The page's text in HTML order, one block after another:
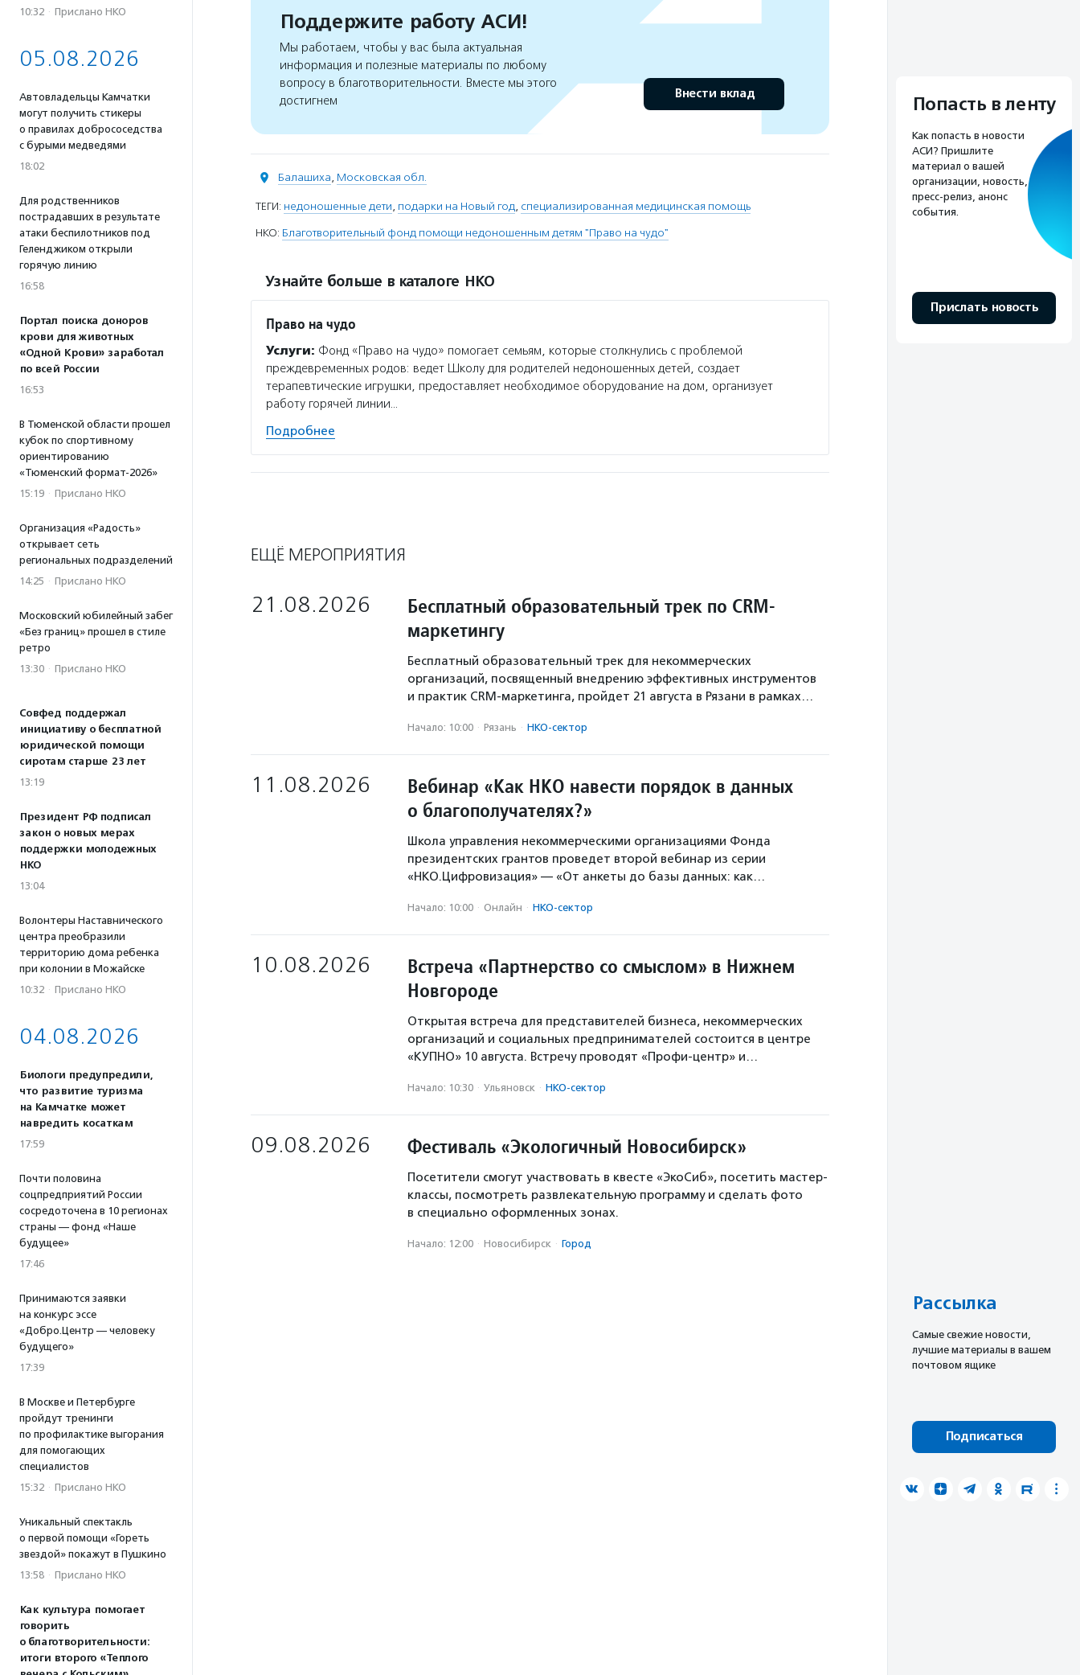
10:32 · Прислано НКО
05.08.2026
Автовладельцы Камчатки
могут получить стикеры
о правилах добрососедства
с бурыми медведями
18:02
Для родственников
пострадавших в результате
атаки беспилотников под
Геленджиком открыли
горячую линию
16:58
Портал поиска доноров
крови для животных
«Одной Крови» заработал
по всей России
16:53
В Тюменской области прошел
кубок по спортивному
ориентированию
«Тюменский формат-2026»
15:19 · Прислано НКО
Организация «Радость»
открывает сеть
региональных подразделений
14:25 · Прислано НКО
Московский юбилейный забег
«Без границ» прошел в стиле
ретро
13:30 · Прислано НКО
Совфед поддержал
инициативу о бесплатной
юридической помощи
сиротам старше 23 лет
13:19
Президент РФ подписал
закон о новых мерах
поддержки молодежных
НКО
13:04
Волонтеры Наставнического
центра преобразили
территорию дома ребенка
при колонии в Можайске
10:32 · Прислано НКО
04.08.2026
Биологи предупредили,
что развитие туризма
на Камчатке может
навредить косаткам
17:59
Почти половина
соцпредприятий России
сосредоточена в 10 регионах
страны — фонд «Наше
будущее»
17:46
Принимаются заявки
на конкурс эссе
«Добро.Центр — человеку
будущего»
17:39
В Москве и Петербурге
пройдут тренинги
по профилактике выгорания
для помогающих
специалистов
15:32 · Прислано НКО
Уникальный спектакль
о первой помощи «Гореть
звездой» покажут в Пушкино
13:58 · Прислано НКО
Как культура помогает
говорить
о благотворительности:
итоги второго «Теплого
Поддержите работу АСИ!
Мы работаем, чтобы у вас была актуальная
информация и полезные материалы по любому
вопросу в благотворительности. Вместе мы этого
достигнем
Внести вклад
Балашиха, Московская обл.
ТЕГИ: недоношенные дети, подарки на Новый год, специализированная медицинская помощь
НКО: Благотворительный фонд помощи недоношенным детям "Право на чудо"
Узнайте больше в каталоге НКО
Право на чудо
Услуги: Фонд «Право на чудо» помогает семьям, которые столкнулись с проблемой
преждевременных родов: ведет Школу для родителей недоношенных детей, создает
терапевтические игрушки, предоставляет необходимое оборудование на дом, организует
работу горячей линии…
Подробнее
ЕЩЁ МЕРОПРИЯТИЯ
21.08.2026
Бесплатный образовательный трек по CRM-
маркетингу
Бесплатный образовательный трек для некоммерческих
организаций, посвященный внедрению эффективных инструментов
и практик CRM-маркетинга, пройдет 21 августа в Рязани в рамках…
Начало: 10:00 · Рязань · НКО-сектор
11.08.2026
Вебинар «Как НКО навести порядок в данных
о благополучателях?»
Школа управления некоммерческими организациями Фонда
президентских грантов проведет второй вебинар из серии
«НКО.Цифровизация» — «От анкеты до базы данных: как…
Начало: 10:00 · Онлайн · НКО-сектор
10.08.2026
Встреча «Партнерство со смыслом» в Нижнем
Новгороде
Открытая встреча для представителей бизнеса, некоммерческих
организаций и социальных предпринимателей состоится в центре
«КУПНО» 10 августа. Встречу проводят «Профи-центр» и…
Начало: 10:30 · Ульяновск · НКО-сектор
09.08.2026 Фестиваль «Экологичный Новосибирск»
Посетители смогут участвовать в квесте «ЭкоСиб», посетить мастер-
классы, посмотреть развлекательную программу и сделать фото
в специально оформленных зонах.
Начало: 12:00 · Новосибирск · Город
Попасть в ленту
Как попасть в новости
АСИ? Пришлите
материал о вашей
организации, новость,
пресс-релиз, анонс
события.
Прислать новость
Рассылка
Cамые свежие новости,
лучшие материалы в вашем
почтовом ящике
Подписаться